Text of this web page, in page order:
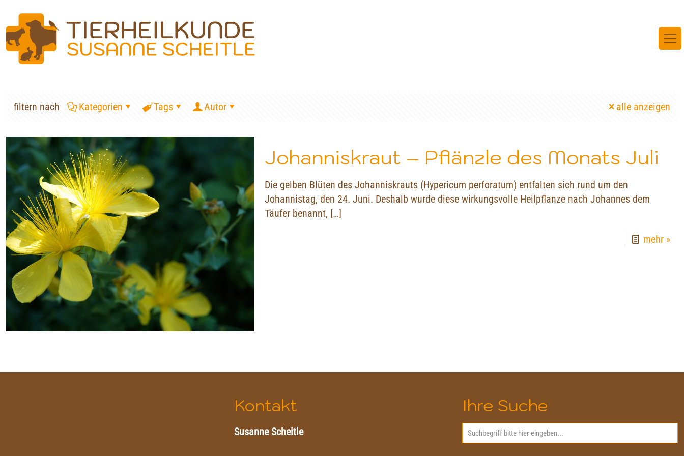
filtern nach Kategorien Tags Autor alle anzeigen
Johanniskraut – Pflänzle des Monats Juli
Die gelben Blüten des Johanniskrauts (Hypericum perforatum) entfalten sich rund um den
Johannistag, den 24. Juni. Deshalb wurde diese wirkungsvolle Heilpflanze nach Johannes dem
Täufer benannt, […]
mehr »
Kontakt
Susanne Scheitle
Ihre Suche